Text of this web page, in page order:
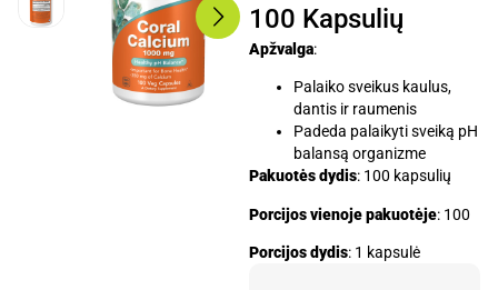
100 Kapsulių
Apžvalga:
Palaiko sveikus kaulus,
dantis ir raumenis
Padeda palaikyti sveiką pH
balansą organizme
Pakuotės dydis: 100 kapsulių
Porcijos vienoje pakuotėje: 100
Porcijos dydis: 1 kapsulė